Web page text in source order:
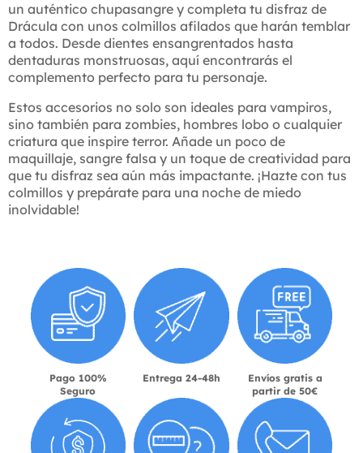
un auténtico chupasangre y completa tu disfraz de
Drácula con unos colmillos afilados que harán temblar
a todos. Desde dientes ensangrentados hasta
dentaduras monstruosas, aquí encontrarás el
complemento perfecto para tu personaje.
Estos accesorios no solo son ideales para vampiros,
sino también para zombies, hombres lobo o cualquier
criatura que inspire terror. Añade un poco de
maquillaje, sangre falsa y un toque de creatividad para
que tu disfraz sea aún más impactante. ¡Hazte con tus
colmillos y prepárate para una noche de miedo
inolvidable!
Pago 100%
Seguro
Entrega 24-48h
Envíos gratis a
partir de 50€